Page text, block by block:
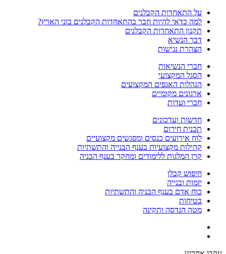
על התאחדות הקבלנים
למה כדאי להיות חבר בהתאחדות הקבלנים בוני הארץ?
תקנון התאחדות הקבלנים
דבר הנשיא
הצהרת נגישות
חברי הנשיאות
הסגל המקצועי
הנהלות האגפים המקצועים
ארגונים מקומיים
חברי ועדות
חדשות ועדכונים
תכנית חירום
לוח אירועים כנסים ומפגשים מקצועיים
קהילות מקצועיות בענף הבנייה והתשתיות
קרן המלגות ללימודים ומחקר בענף הבניה
חיפוש קבלן
יזמות ובנייה
כוח אדם בענף הבניה והתשתיות
בטיחות
מטה הנדסה ותקינה